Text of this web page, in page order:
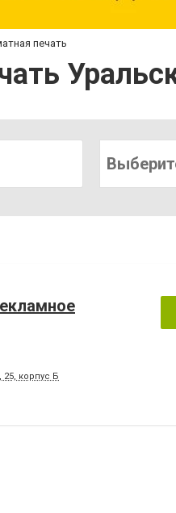
печать
корпус Б